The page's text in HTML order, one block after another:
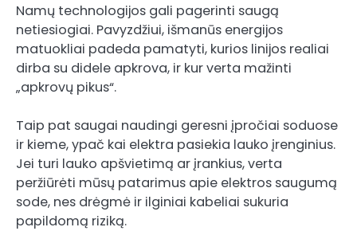
Namų technologijos gali pagerinti saugą
netiesiogiai. Pavyzdžiui, išmanūs energijos
matuokliai padeda pamatyti, kurios linijos realiai
dirba su didele apkrova, ir kur verta mažinti
„apkrovų pikus“.
Taip pat saugai naudingi geresni įpročiai soduose
ir kieme, ypač kai elektra pasiekia lauko įrenginius.
Jei turi lauko apšvietimą ar įrankius, verta
peržiūrėti mūsų patarimus apie elektros saugumą
sode, nes drėgmė ir ilginiai kabeliai sukuria
papildomą riziką.